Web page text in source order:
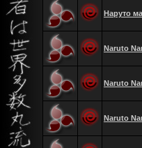
Наруто
Naruto
Naruto
Naruto